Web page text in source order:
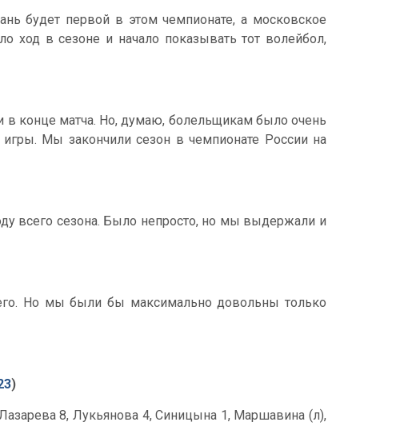
будет первой в этом чемпионате, а московское
ход в сезоне и начало показывать тот волейбол,
в конце матча. Но, думаю, болельщикам было очень
Мы закончили сезон в чемпионате России на
всего сезона. Было непросто, но мы выдержали и
Но мы были бы максимально довольны только
)
8, Лукьянова 4, Синицына 1, Маршавина (л),